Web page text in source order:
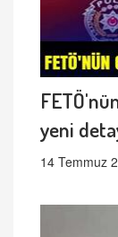
yeni
14 Temmuz